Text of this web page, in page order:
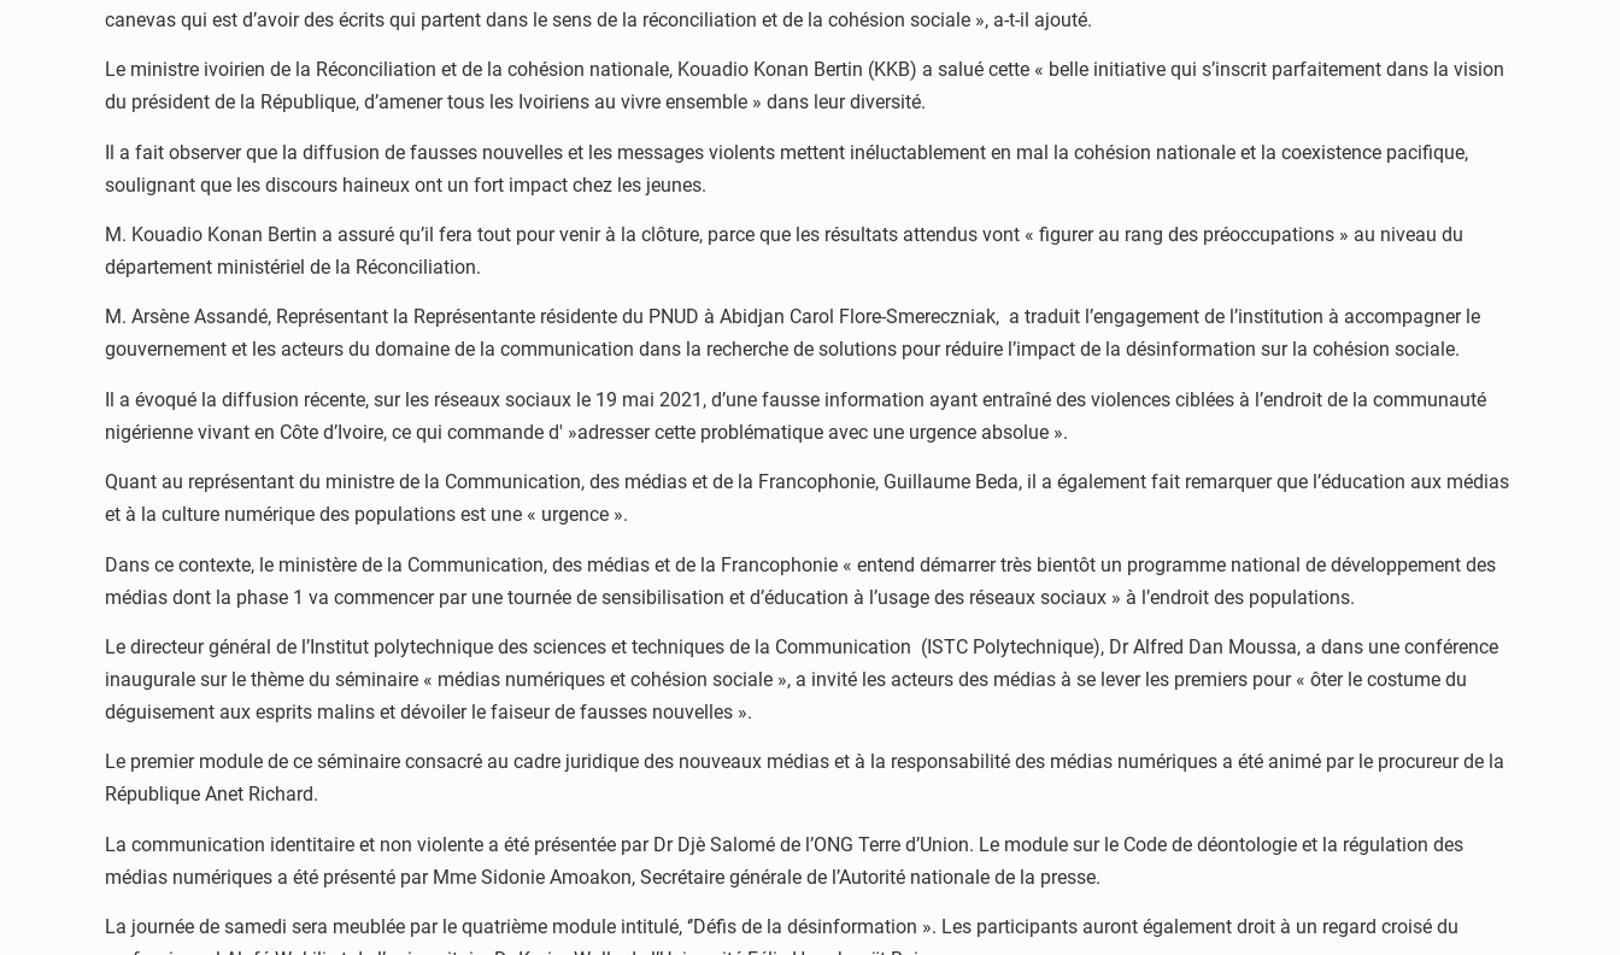
canevas qui est d’avoir des écrits qui partent dans le sens de la réconciliation et de la cohésion sociale », a-t-il ajouté.
Le ministre ivoirien de la Réconciliation et de la cohésion nationale, Kouadio Konan Bertin (KKB) a salué cette « belle initiative qui s’inscrit parfaitement dans la vision
du président de la République, d’amener tous les Ivoiriens au vivre ensemble » dans leur diversité.
Il a fait observer que la diffusion de fausses nouvelles et les messages violents mettent inéluctablement en mal la cohésion nationale et la coexistence pacifique,
soulignant que les discours haineux ont un fort impact chez les jeunes.
M. Kouadio Konan Bertin a assuré qu’il fera tout pour venir à la clôture, parce que les résultats attendus vont « figurer au rang des préoccupations » au niveau du
département ministériel de la Réconciliation.
M. Arsène Assandé, Représentant la Représentante résidente du PNUD à Abidjan Carol Flore-Smereczniak, a traduit l’engagement de l’institution à accompagner le
gouvernement et les acteurs du domaine de la communication dans la recherche de solutions pour réduire l’impact de la désinformation sur la cohésion sociale.
Il a évoqué la diffusion récente, sur les réseaux sociaux le 19 mai 2021, d’une fausse information ayant entraîné des violences ciblées à l’endroit de la communauté
nigérienne vivant en Côte d’Ivoire, ce qui commande d' »adresser cette problématique avec une urgence absolue ».
Quant au représentant du ministre de la Communication, des médias et de la Francophonie, Guillaume Beda, il a également fait remarquer que l’éducation aux médias
et à la culture numérique des populations est une « urgence ».
Dans ce contexte, le ministère de la Communication, des médias et de la Francophonie « entend démarrer très bientôt un programme national de développement des
médias dont la phase 1 va commencer par une tournée de sensibilisation et d’éducation à l’usage des réseaux sociaux » à l’endroit des populations.
Le directeur général de l’Institut polytechnique des sciences et techniques de la Communication (ISTC Polytechnique), Dr Alfred Dan Moussa, a dans une conférence
inaugurale sur le thème du séminaire « médias numériques et cohésion sociale », a invité les acteurs des médias à se lever les premiers pour « ôter le costume du
déguisement aux esprits malins et dévoiler le faiseur de fausses nouvelles ».
Le premier module de ce séminaire consacré au cadre juridique des nouveaux médias et à la responsabilité des médias numériques a été animé par le procureur de la
République Anet Richard.
La communication identitaire et non violente a été présentée par Dr Djè Salomé de l’ONG Terre d’Union. Le module sur le Code de déontologie et la régulation des
médias numériques a été présenté par Mme Sidonie Amoakon, Secrétaire générale de l’Autorité nationale de la presse.
La journée de samedi sera meublée par le quatrième module intitulé, ‘’Défis de la désinformation ». Les participants auront également droit à un regard croisé du